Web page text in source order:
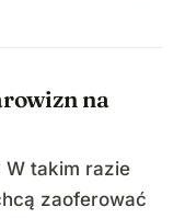
na
takim razie
zaoferować